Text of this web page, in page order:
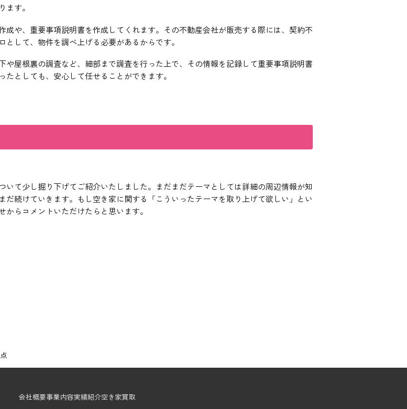
す。
成や、重要事項説明書を作成してくれます。その不動産会社が販売する際には、契約不
して、物件を調べ上げる必要があるからです。
や屋根裏の調査など、細部まで調査を行った上で、その情報を記録して重要事項説明書
としても、安心して任せることができます。
て少し掘り下げてご紹介いたしました。まだまだテーマとしては詳細の周辺情報が知
だ続けていきます。もし空き家に関する「こういったテーマを取り上げて欲しい」とい
らコメントいただけたらと思います。
会社概要事業内容実績紹介空き家買取